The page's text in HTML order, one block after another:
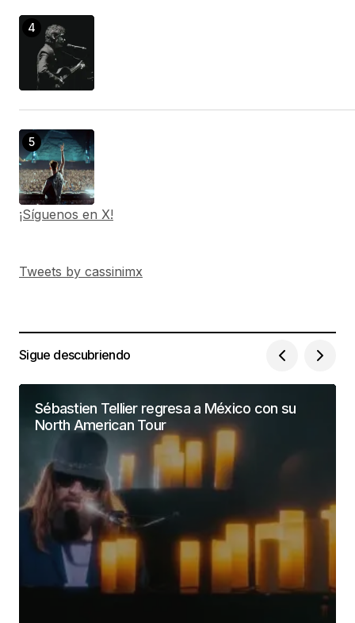
¡Síguenos en X!
Tweets by cassinimx
Sigue descubriendo
Sébastien Tellier regresa a México con su
North American Tour